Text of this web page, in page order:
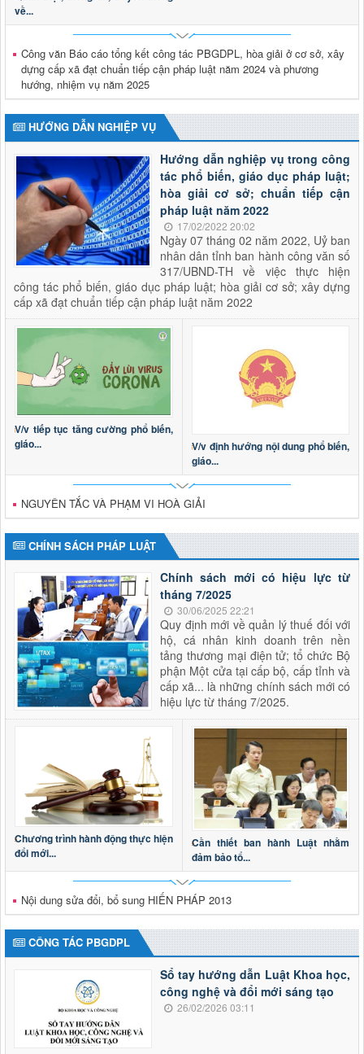
Triển khai tổng rà soát hệ thống văn bản quy phạm pháp
luật trên địa bàn tỉnh Lai Châu
Thời gian đăng: 28/04/2026
lượt xem: 193 | lượt tải:91
Thông báo tuyển dụng viên chức trong đơn vị sự nghiệp
công lập thuộc Sở Tư pháp tỉnh Lai Châu năm 2026
Thời gian đăng: 29/01/2026
lượt xem: 609 | lượt tải:177
2624/QĐ-UBND
Quyết định thành lập Hội đồng phối hợp phổ biến, giáo dục
pháp luật tỉnh Lai Châu
Thời gian đăng: 15/10/2025
lượt xem: 501 | lượt tải:282
về...
Công văn Báo cáo tổng kết công tác PBGDPL, hòa giải ở cơ sở, xây
dựng cấp xã đạt chuẩn tiếp cận pháp luật năm 2024 và phương
hướng, nhiệm vụ năm 2025
HƯỚNG DẪN NGHIỆP VỤ
Hướng dẫn nghiệp vụ trong công
tác phổ biến, giáo dục pháp luật;
hòa giải cơ sở; chuẩn tiếp cận
pháp luật năm 2022
17/02/2022 20:02
Ngày 07 tháng 02 năm 2022, Uỷ ban
nhân dân tỉnh ban hành công văn số
317/UBND-TH về việc thực hiện
công tác phổ biến, giáo dục pháp luật; hòa giải cơ sở; xây dựng
cấp xã đạt chuẩn tiếp cận pháp luật năm 2022
V/v tiếp tục tăng cường phổ biến,
giáo...
V/v định hướng nội dung phổ biến,
giáo...
NGUYÊN TẮC VÀ PHẠM VI HOÀ GIẢI
CHÍNH SÁCH PHÁP LUẬT
Chính sách mới có hiệu lực từ
tháng 7/2025
30/06/2025 22:21
Quy định mới về quản lý thuế đối với
hộ, cá nhân kinh doanh trên nền
tảng thương mại điện tử; tổ chức Bộ
phận Một cửa tại cấp bộ, cấp tỉnh và
cấp xã... là những chính sách mới có
hiệu lực từ tháng 7/2025.
Chương trình hành động thực hiện
đổi mới...
Cần thiết ban hành Luật nhằm
đảm bảo tổ...
Nội dung sửa đổi, bổ sung HIẾN PHÁP 2013
CÔNG TÁC PBGDPL
Sổ tay hướng dẫn Luật Khoa học,
công nghệ và đổi mới sáng tạo
26/02/2026 03:11